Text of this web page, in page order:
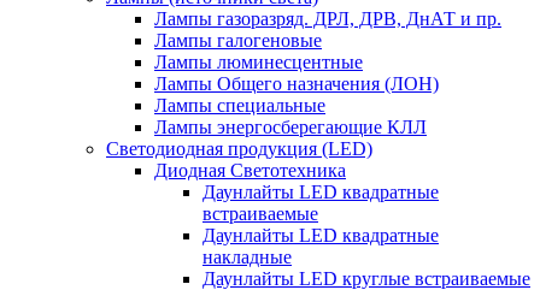
Лампы газоразряд. ДРЛ, ДРВ, ДнАТ и пр.
Лампы галогеновые
Лампы люминесцентные
Лампы Общего назначения (ЛОН)
Лампы специальные
Лампы энергосберегающие КЛЛ
Светодиодная продукция (LED)
Диодная Светотехника
Даунлайты LED квадратные
встраиваемые
Даунлайты LED квадратные
накладные
Даунлайты LED круглые встраиваемые